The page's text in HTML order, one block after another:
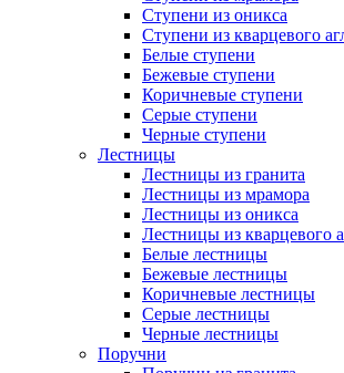
Ступени из оникса
Ступени из кварцевого
Белые ступени
Бежевые ступени
Коричневые ступени
Серые ступени
Черные ступени
Лестницы
Лестницы из гранита
Лестницы из мрамора
Лестницы из оникса
Лестницы из кварцевого
Белые лестницы
Бежевые лестницы
Коричневые лестницы
Серые лестницы
Черные лестницы
Поручни